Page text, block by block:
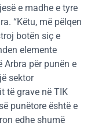
e madhe e tyre
“Këtu, më pëlqen
botën siç e
elemente
Arbra për punën e
sektor
të grave në TIK
punëtore është e
edhe shumë